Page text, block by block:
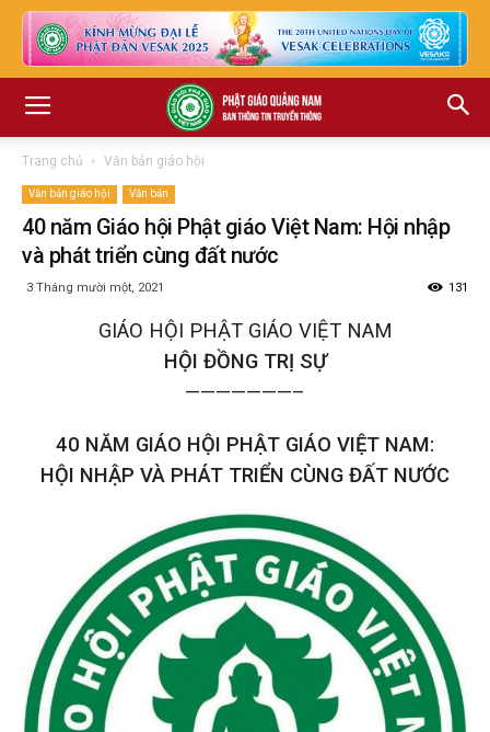
Trang chủ Văn bản giáo hội
Văn bản giáo hội Văn bản
40 năm Giáo hội Phật giáo Việt Nam: Hội nhập
và phát triển cùng đất nước
3 Tháng mười một, 2021 131
GIÁO HỘI PHẬT GIÁO VIỆT NAM
HỘI ĐỒNG TRỊ SỰ
———————–
40 NĂM GIÁO HỘI PHẬT GIÁO VIỆT NAM:
HỘI NHẬP VÀ PHÁT TRIỂN CÙNG ĐẤT NƯỚC